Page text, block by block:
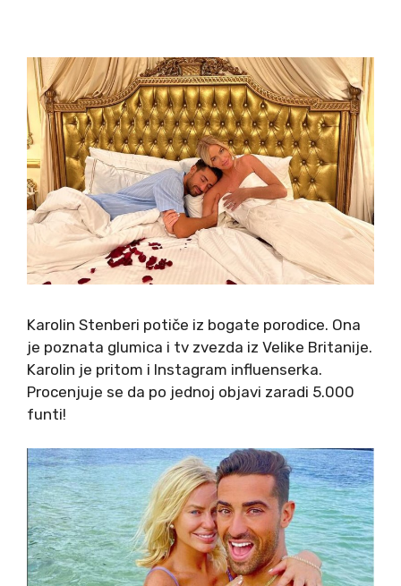
Karolin Stenberi potiče iz bogate porodice. Ona
je poznata glumica i tv zvezda iz Velike Britanije.
Karolin je pritom i Instagram influenserka.
Procenjuje se da po jednoj objavi zaradi 5.000
funti!